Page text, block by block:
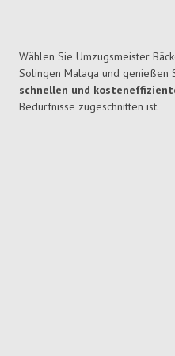
Wählen Sie Umzugsmeister
Solingen Malaga und genießen
schnellen und
Bedürfnisse zugeschnitten ist.